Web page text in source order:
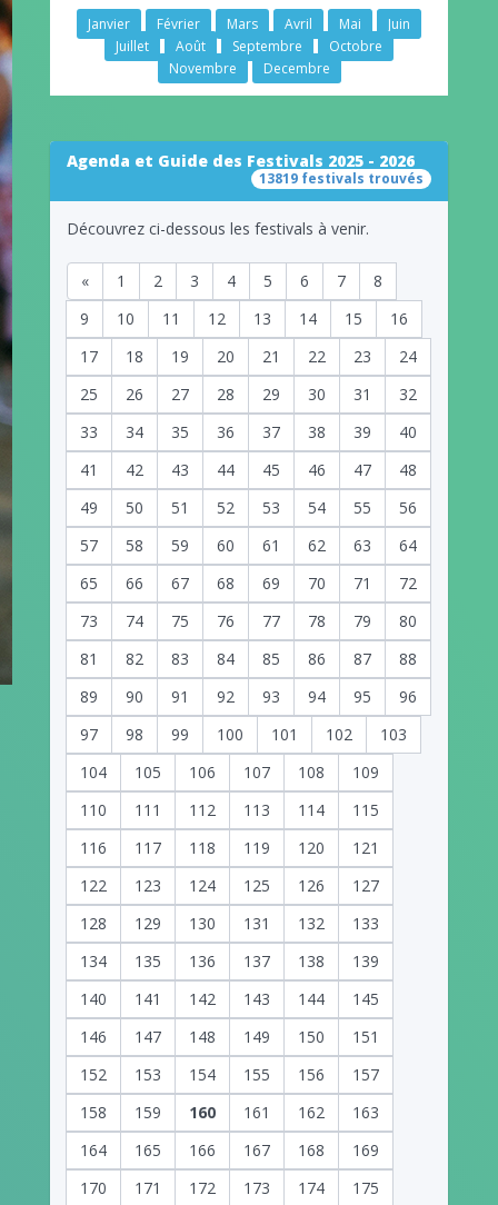
Janvier Février Mars Avril Mai
Juin
Juillet
Août Septembre
Octobre
Novembre
Decembre
Agenda et Guide des Festivals 2025 - 2026
13819 festivals trouvés
Découvrez ci-dessous les festivals à venir.
« 1 2 3 4 5 6 7
8
9
10 11 12 13 14 15
16
17
18 19 20 21 22 23
24
25
26 27 28 29 30 31
32
33
34 35 36 37 38 39
40
41
42 43 44 45 46 47
48
49
50 51 52 53 54 55
56
57
58 59 60 61 62 63
64
65
66 67 68 69 70 71
72
73
74 75 76 77 78 79
80
81
82 83 84 85 86 87
88
89
90 91 92 93 94 95
96
97
98 99 100 101 102
103
104
105 106 107 108
109
110
111 112 113 114
115
116
117 118 119 120
121
122
123 124 125 126
127
128
129 130 131 132
133
134
135 136 137 138
139
140
141 142 143 144
145
146
147 148 149 150
151
152
153 154 155 156
157
158
159 160 161 162
163
164
165 166 167 168
169
170
171 172 173 174
175